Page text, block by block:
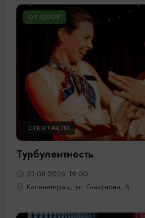
ОТ 1200₽
СПЕКТАКЛИ
Турбулентность
21.08.2026 19:00
Калининград, ул. Глазунова, 6